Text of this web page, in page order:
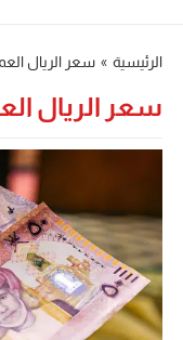
الرئيسية » سعر الريال
سعر الريال